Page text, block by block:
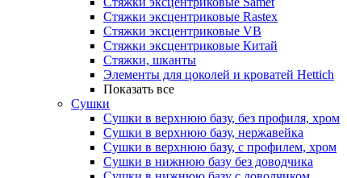
Стяжки эксцентриковые Rastex
Стяжки эксцентриковые VB
Стяжки эксцентриковые Китай
Стяжки, шканты
Элементы для цоколей и кроватей Hettich
Показать все
Сушки
Сушки в верхнюю базу, без профиля, хром
Сушки в верхнюю базу, нержавейка
Сушки в верхнюю базу, с профилем, хром
Сушки в нижнюю базу без доводчика